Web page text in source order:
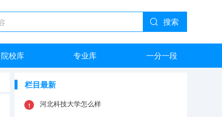
搜索
院校库 专业库 一分一段
栏目最新
河北科技大学怎么样